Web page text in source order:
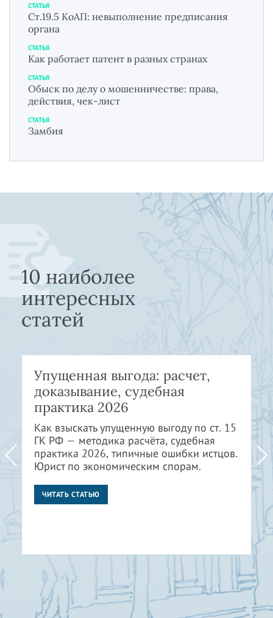
СТАТЬЯ
Ст.19.5 КоАП: невыполнение предписания
органа
СТАТЬЯ
Как работает патент в разных странах
СТАТЬЯ
Обыск по делу о мошенничестве: права,
действия, чек-лист
СТАТЬЯ
Замбия
10 наиболее
интересных
статей
Упущенная выгода: расчет,
доказывание, судебная
практика 2026
Как взыскать упущенную выгоду по ст. 15
ГК РФ — методика расчёта, судебная
практика 2026, типичные ошибки истцов.
Юрист по экономическим спорам.
ЧИТАТЬ СТАТЬЮ